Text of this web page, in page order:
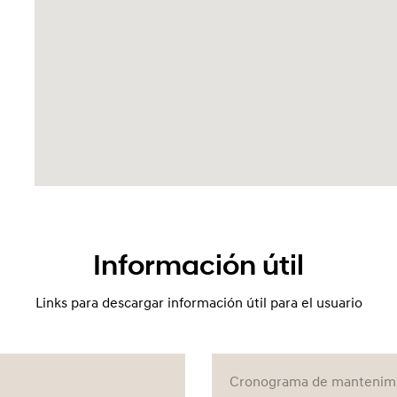
Información útil
Links para descargar información útil para el usuario
Cronograma de